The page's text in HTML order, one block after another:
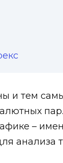
и тем
–
анализа